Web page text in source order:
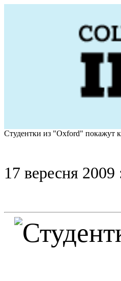
Студентки из "Oxford" покажут
17 вересня